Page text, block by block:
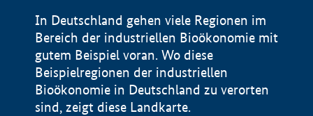
In Deutschland gehen viele Regionen im
Bereich der industriellen Bioökonomie mit
gutem Beispiel voran. Wo diese
Beispielregionen der industriellen
Bioökonomie in Deutschland zu verorten
sind, zeigt diese Landkarte.